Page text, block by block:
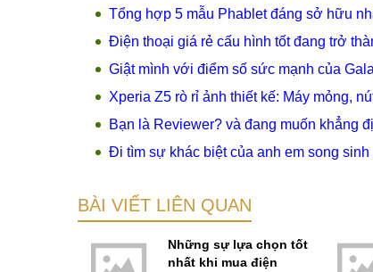
Tổng hợp 5 mẫu Phablet đáng sở hữu
Điện thoại giá rẻ cấu hình tốt đang trở
Giật mình với điểm số sức mạnh của
Xperia Z5 rò rỉ ảnh thiết kế: Máy mỏng,
Bạn là Reviewer? và đang muốn khẳng
Đi tìm sự khác biệt của anh em song
BÀI VIẾT LIÊN QUAN
Những sự lựa chọn tốt
nhất khi mua điện